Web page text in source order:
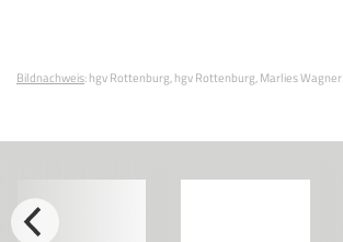
Bildnachweis:hgv Rottenburg hgv Rottenburg Marlies Wagner